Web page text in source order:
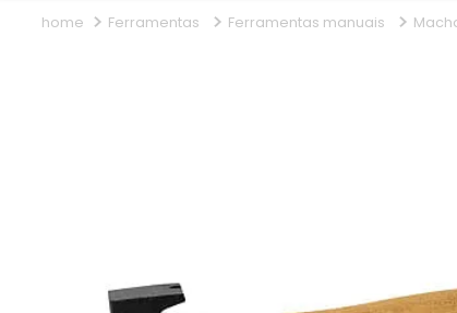
Ferramentas Ferramentas manuais